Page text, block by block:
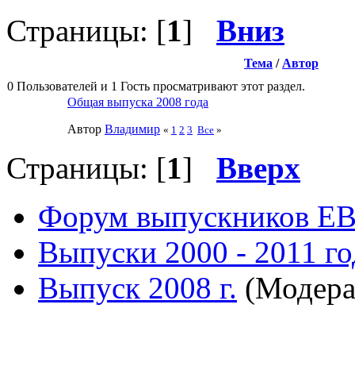
Страницы: [1] Вниз
Тема / Автор
0 Пользователей и 1 Гость просматривают этот раздел.
Общая выпуска 2008 года
Автор Влaдимир « 1 2 3 Все »
Страницы: [1] Вверх
Форум выпускников
Выпуски 2000 - 2011
Выпуск 2008 г.